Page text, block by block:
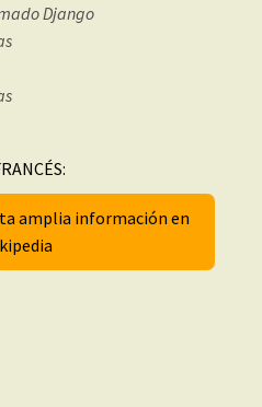
Django
amplia información en